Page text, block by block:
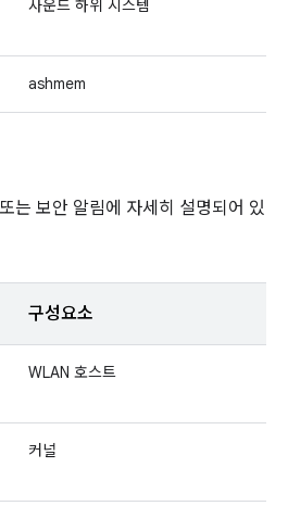
사운드 하위 시스템
ashmem
는 보안 알림에 자세히 설명되어 있
구성요소
WLAN 호스트
커널